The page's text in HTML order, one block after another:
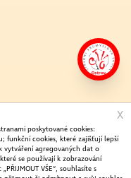
X
poskytované cookies:
funkční cookies, které zajišťují lepší
vytváření agregovaných dat o
se používají k zobrazování
VŠE“, souhlasíte s